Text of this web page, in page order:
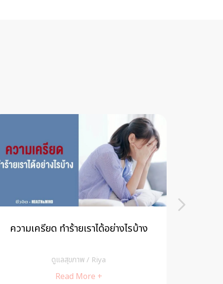
ความเครียด ทำร้ายเราได้อย่างไรบ้าง
ดูแลสุขภาพ/ Riya
Read More +